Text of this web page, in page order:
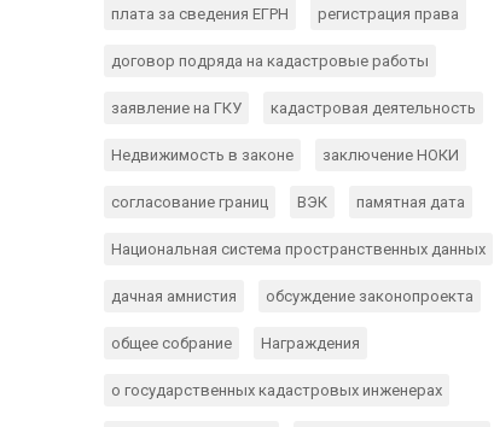
плата за сведения ЕГРН регистрация права
договор подряда на кадастровые работы
заявление на ГКУ кадастровая деятельность
Недвижимость в законе заключение НОКИ
согласование границ ВЭК памятная дата
Национальная система пространственных данных
дачная амнистия обсуждение законопроекта
общее собрание Награждения
о государственных кадастровых инженерах